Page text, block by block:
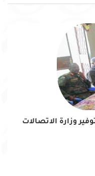
وزارة الاتصالات